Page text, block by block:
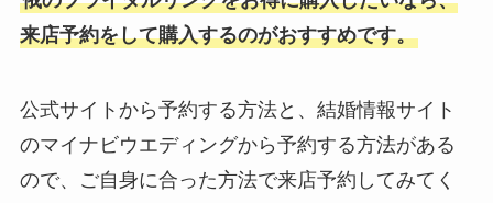
来店予約をして購入するのがおすすめです。
公式サイトから予約する方法と、結婚情報サイト
のマイナビウエディングから予約する方法がある
ので、ご自身に合った方法で来店予約してみてく